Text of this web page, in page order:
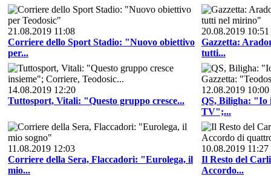
21.08.2019 11:08
Corriere dello Sport Stadio: "Nuovo obiettivo
per...
20.08.2019 10:51
Gazzetta:
tutti...
14.08.2019 12:20
Tuttosport, Vitali: "Questo gruppo cresce...
12.08.2019 10:00
QS, Biligha: "Io
TV";...
11.08.2019 12:03
Corriere della Sera, Flaccadori: "Eurolega, il
mio...
10.08.2019 11:27
Il Resto del
Accordo...